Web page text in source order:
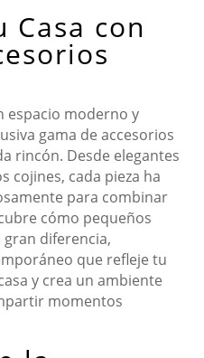
Casa con
espacio moderno y
gama de accesorios
rincón. Desde elegantes
cojines, cada pieza ha
para combinar
cómo pequeños
diferencia,
que refleje tu
y crea un ambiente
momentos